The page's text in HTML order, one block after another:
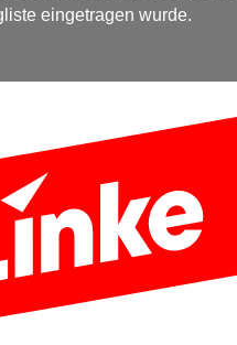
eingetragen wurde.